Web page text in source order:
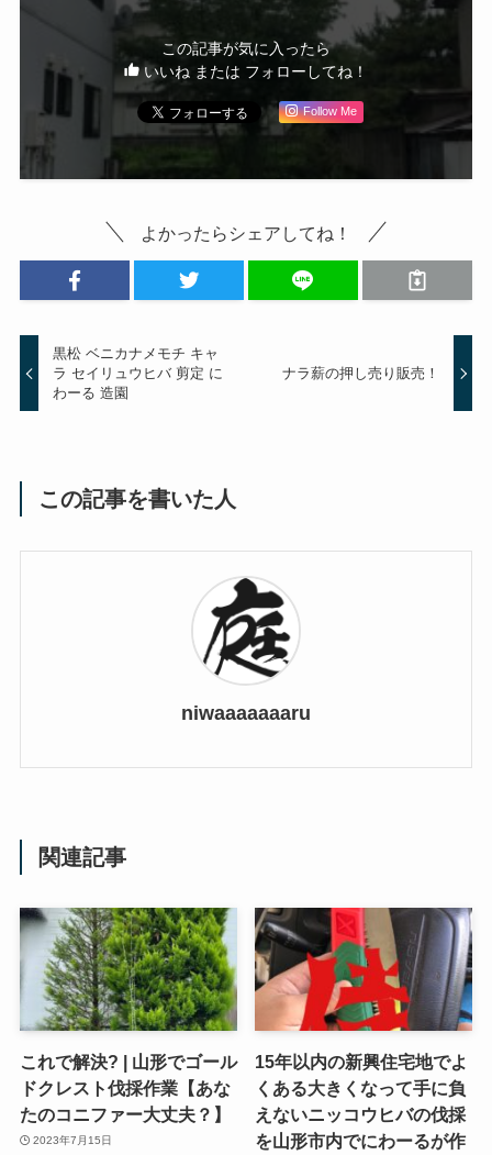
この記事が気に入ったら
いいね または フォローしてね！
Follow Me
よかったらシェアしてね！
黒松 ベニカナメモチ キャ
ラ セイリュウヒバ 剪定 に
わーる 造園
ナラ薪の押し売り販売！
この記事を書いた人
niwaaaaaaaru
関連記事
これで解決? | 山形でゴール
ドクレスト伐採作業【あな
たのコニファー大丈夫？】
2023年7月15日
15年以内の新興住宅地でよ
くある大きくなって手に負
えないニッコウヒバの伐採
を山形市内でにわーるが作